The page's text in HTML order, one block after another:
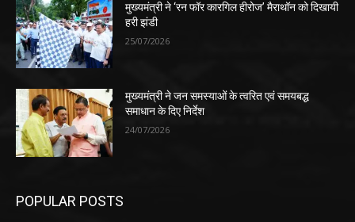
मुख्यमंत्री ने ‘रन फॉर कारगिल हीरोज’ मैराथॉन को दिखायी
हरी झंडी
25/07/2026
मुख्यमंत्री ने जन समस्याओं के त्वरित एवं समयबद्ध
समाधान के दिए निर्देश
24/07/2026
POPULAR POSTS